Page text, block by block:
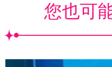
您也可